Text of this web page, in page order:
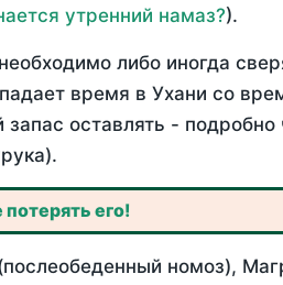
утренний намаз?).
либо иногда
время в Ухани со
оставлять - подробно
его!
номоз),